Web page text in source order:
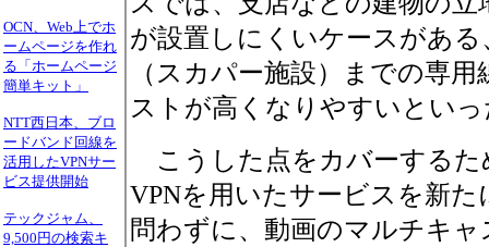
OCN、Web上でホ
ームページを作れ
る「ホームページ
簡単キット」
NTT西日本、ブロ
ードバンド回線を
活用したVPNサー
ビス提供開始
テックジャム、
9,500円の検索キ
が設置しにくいケースがあ
（スカパー施設）までの専
ストが高くなりやすいとい
こうした点をカバーするた
VPNを用いたサービスを新
問わずに、動画のマルチキ